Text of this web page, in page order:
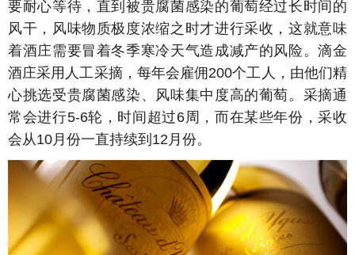
要耐心等待，直到被贵腐菌感染的葡萄经过长时间的
风干，风味物质极度浓缩之时才进行采收，这就意味
着酒庄需要冒着冬季寒冷天气造成减产的风险。滴金
酒庄采用人工采摘，每年会雇佣200个工人，由他们精
心挑选受贵腐菌感染、风味集中度高的葡萄。采摘通
常会进行5-6轮，时间超过6周，而在某些年份，采收
会从10月份一直持续到12月份。